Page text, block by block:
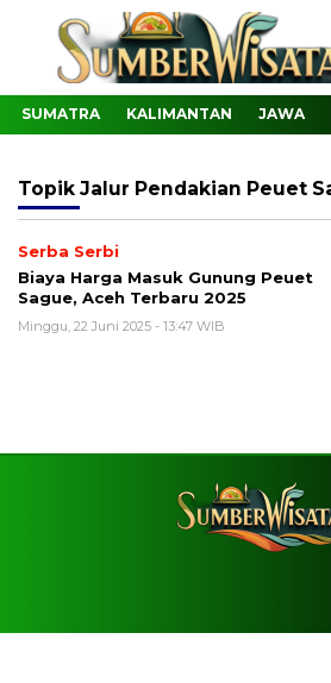
SUMATRA KALIMANTAN JAWA
Topik Jalur Pendakian Peuet
Serba Serbi
Biaya Harga Masuk Gunung Peuet
Sague, Aceh Terbaru 2025
Minggu, 22 Juni 2025 - 13:47 WIB